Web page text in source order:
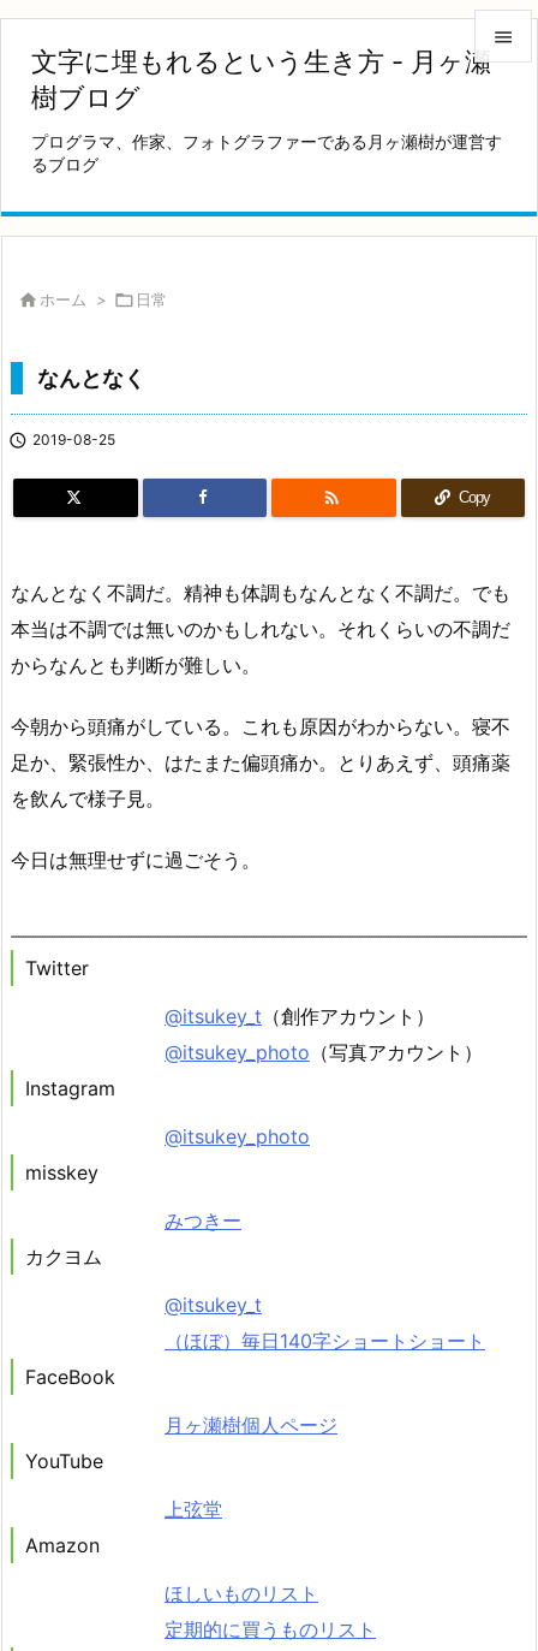
文字に埋もれるという生き方 - 月ヶ瀬
樹ブログ
プログラマ、作家、フォトグラファーである月ヶ瀬樹が運営す
るブログ



前へ
 ホーム >  日常
なんとなく
 2019-08-25
 Copy
なんとなく不調だ。精神も体調もなんとなく不調だ。でも
本当は不調では無いのかもしれない。それくらいの不調だ
からなんとも判断が難しい。
今朝から頭痛がしている。これも原因がわからない。寝不
足か、緊張性か、はたまた偏頭痛か。とりあえず、頭痛薬
を飲んで様子見。
今日は無理せずに過ごそう。
Twitter
@itsukey_t （創作アカウント）
@itsukey_photo （写真アカウント）
Instagram
@itsukey_photo
misskey
みつきー
カクヨム
@itsukey_t
（ほぼ）毎日140字ショートショート
FaceBook
月ヶ瀬樹個人ページ
YouTube
上弦堂
Amazon
ほしいものリスト
定期的に買うものリスト